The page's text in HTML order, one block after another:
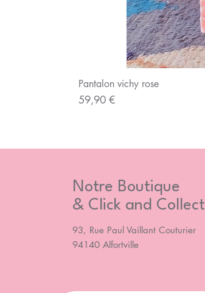
Pantalon vichy rose
Prix
59,90 €
Notre Boutique
& Click and Collect
93, Rue Paul Vaillant Couturier
94140 Alfortville